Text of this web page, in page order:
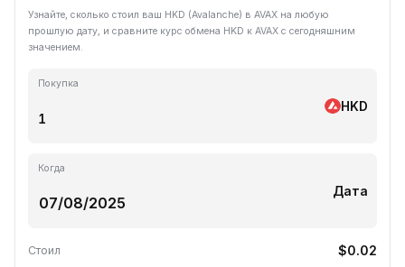
Узнайте, сколько стоил ваш HKD (Avalanche) в AVAX на любую
прошлую дату, и сравните курс обмена HKD к AVAX с сегодняшним
значением.
Покупка
HKD
Когда
Дата
Стоил $0.02